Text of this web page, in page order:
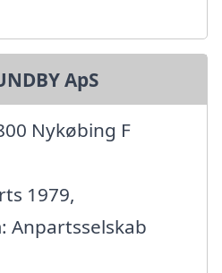
ApS
Nykøbing F
1979,
Anpartsselskab